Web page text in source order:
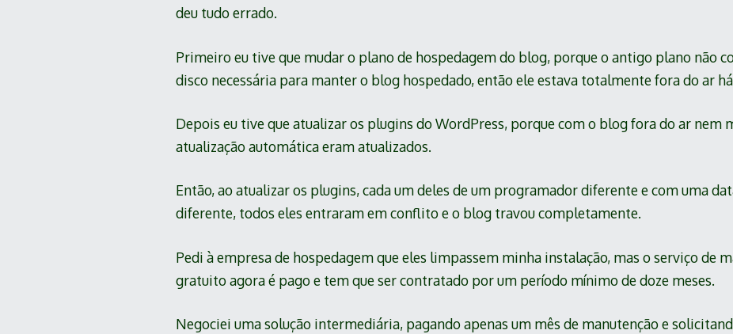
deu tudo errado.
Primeiro eu tive que mudar o plano de hospedagem do blog, porque o antigo plano não
disco necessária para manter o blog hospedado, então ele estava totalmente fora do ar
Depois eu tive que atualizar os plugins do WordPress, porque com o blog fora do ar nem
atualização automática eram atualizados.
Então, ao atualizar os plugins, cada um deles de um programador diferente e com uma
diferente, todos eles entraram em conflito e o blog travou completamente.
Pedi à empresa de hospedagem que eles limpassem minha instalação, mas o serviço de
gratuito agora é pago e tem que ser contratado por um período mínimo de doze meses.
Negociei uma solução intermediária, pagando apenas um mês de manutenção e